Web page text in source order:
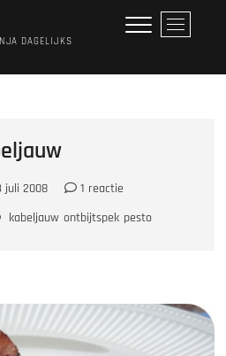
DAGELIJKS
M
e
juli 2008
1 reactie
kabeljauw ontbijtspek pesto